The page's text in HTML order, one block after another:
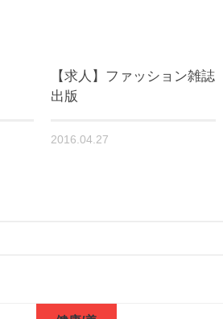
【求人】ファッション雑誌
出版
2016.04.27